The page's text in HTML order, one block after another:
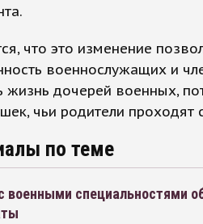
что это изменение
военнослужащих и
жизнь дочерей военных,
чьи родители проходят
по теме
специальностями